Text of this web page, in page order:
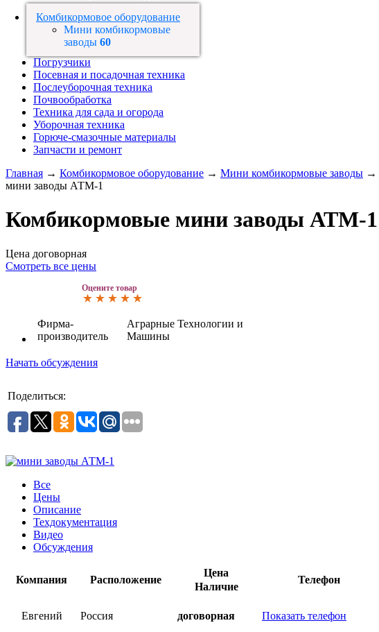
Комбикормовое оборудование
Мини комбикормовые
заводы 60
Погрузчики
Посевная и посадочная техника
Послеуборочная техника
Почвообработка
Техника для сада и огорода
Уборочная техника
Горюче-смазочные материалы
Запчасти и ремонт
Главная → Комбикормовое оборудование → Мини комбикормовые заводы →
мини заводы АТМ-1
Комбикормовые мини заводы АТМ-1
Цена договорная
Смотреть все цены
Оцените товар
Фирма-
производитель
Аграрные Технологии и
Машины
Начать обсуждения
Поделиться:
Все
Цены
Описание
Техдокументация
Видео
Обсуждения
Компания Расположение
Цена
Наличие
Телефон
Евгений Россия договорная Показать телефон